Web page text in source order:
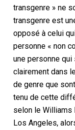
transgenre » ne
transgenre est
opposé à celui
personne « non
une personne qui
clairement dans
de genre que
tenu de cette
selon le Williams
Los Angeles,